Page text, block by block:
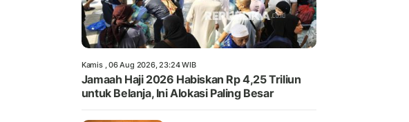
Kamis , 06 Aug 2026, 23:24 WIB
Jamaah Haji 2026 Habiskan Rp 4,25 Triliun
untuk Belanja, Ini Alokasi Paling Besar